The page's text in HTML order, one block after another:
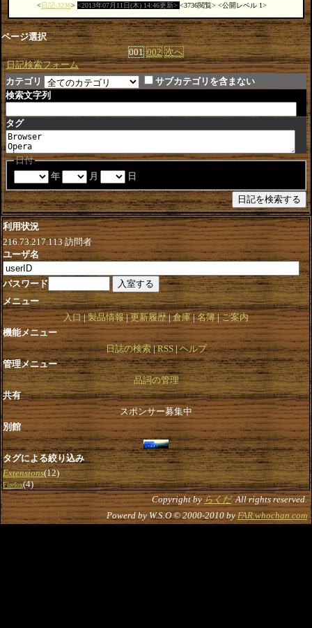
日記:3236 2013年07月11日(木) 14:46更新 3736閲覧 公開レベル 1
ページ選択
001 002 次へ
日記検索フォーム
カテゴリ
サブカテゴリを含まない
検索文字列
タグ
日付
年
月 日
利用状況
216.73.217.113訪問者
ユーザ名
パスワード
メニュー
入口 製品情報 更新履歴 倉庫 名簿 ご案内
機能メニュー
日誌の検索 RSS ヘルプ
管理メニュー
品詞の管理
共有
スポンサー募集中
別館
タグによる絞り込み
Extensions(12)
Firefox(4)
Copyright byらくだ. All rights reserved.
Powerd by W.S.O © 2000-2010 by FAR.whochan.com